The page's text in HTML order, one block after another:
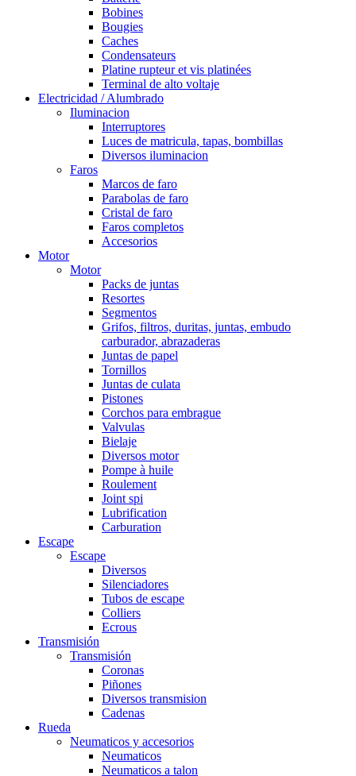
Bobines
Bougies
Caches
Condensateurs
Platine rupteur et vis platinées
Terminal de alto voltaje
Electricidad / Alumbrado
Iluminacion
Interruptores
Luces de matricula, tapas, bombillas
Diversos iluminacion
Faros
Marcos de faro
Parabolas de faro
Cristal de faro
Faros completos
Accesorios
Motor
Motor
Packs de juntas
Resortes
Segmentos
Grifos, filtros, duritas, juntas, embudo
carburador, abrazaderas
Juntas de papel
Tornillos
Juntas de culata
Pistones
Corchos para embrague
Valvulas
Bielaje
Diversos motor
Pompe à huile
Roulement
Joint spi
Lubrification
Carburation
Escape
Escape
Diversos
Silenciadores
Tubos de escape
Colliers
Ecrous
Transmisión
Transmisión
Coronas
Piñones
Diversos transmision
Cadenas
Rueda
Neumaticos y accesorios
Neumaticos
Neumaticos a talon